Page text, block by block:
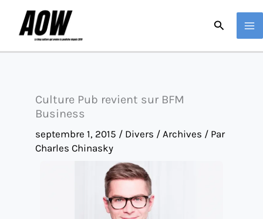
Culture Pub revient sur BFM
Business
septembre 1, 2015 / Divers / Archives / Par
Charles Chinasky